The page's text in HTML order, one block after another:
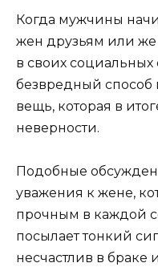
Когда мужчины
жен друзьям или же
в своих социальных
безвредный способ
вещь, которая в
неверности.
Подобные
уважения к жене,
прочным в каждой
посылает тонкий
несчастлив в